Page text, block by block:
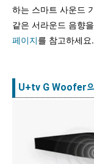
하는 스마트 사운드
같은 서라운드 음향
페이지를 참고하세요.
U+tv G Woofer